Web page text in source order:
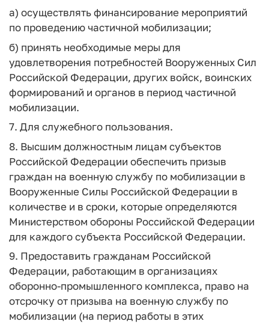
а) осуществлять финансирование мероприятий
по проведению частичной мобилизации;
б) принять необходимые меры для
удовлетворения потребностей Вооруженных Сил
Российской Федерации, других войск, воинских
формирований и органов в период частичной
мобилизации.
7. Для служебного пользования.
8. Высшим должностным лицам субъектов
Российской Федерации обеспечить призыв
граждан на военную службу по мобилизации в
Вооруженные Силы Российской Федерации в
количестве и в сроки, которые определяются
Министерством обороны Российской Федерации
для каждого субъекта Российской Федерации.
9. Предоставить гражданам Российской
Федерации, работающим в организациях
оборонно-промышленного комплекса, право на
отсрочку от призыва на военную службу по
мобилизации (на период работы в этих